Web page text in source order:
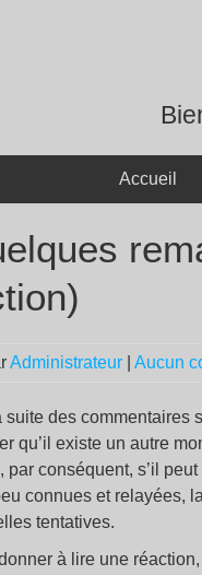
Accueil
Administrateur Aucun
des
qu’il existe un autre
par conséquent, s’il
connues et relayées,
tentatives.
à lire une